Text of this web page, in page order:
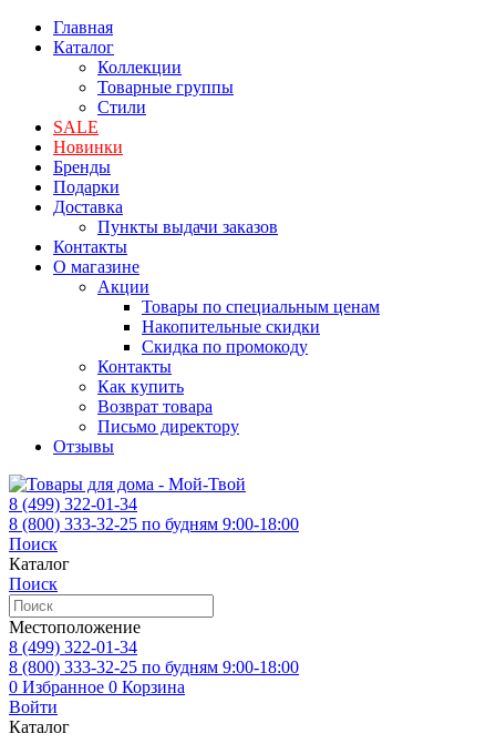
Главная
Каталог
Коллекции
Товарные группы
Стили
SALE
Новинки
Бренды
Подарки
Доставка
Пункты выдачи заказов
Контакты
О магазине
Акции
Товары по специальным ценам
Накопительные скидки
Скидка по промокоду
Контакты
Как купить
Возврат товара
Письмо директору
Отзывы
8 (499) 322-01-34
8 (800) 333-32-25 по будням 9:00-18:00
Поиск
Каталог
Поиск
Местоположение
8 (499) 322-01-34
8 (800) 333-32-25 по будням 9:00-18:00
0 Избранное 0 Корзина
Войти
Каталог